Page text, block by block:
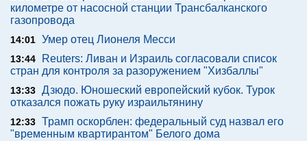
километре от насосной станции Трансбалканского
газопровода
14:01 Умер отец Лионеля Месси
13:44
Reuters: Ливан и Израиль согласовали список
стран для контроля за разоружением "Хизбаллы"
13:33 Дзюдо. Юношеский европейский кубок. Турок
отказался пожать руку израильтянину
12:33 Трамп оскорблен: федеральный суд назвал его
"временным квартирантом" Белого дома